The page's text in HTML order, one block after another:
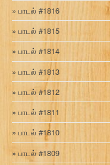
பாடல் #1816
பாடல் #1815
பாடல் #1814
பாடல் #1813
பாடல் #1812
பாடல் #1811
பாடல் #1810
பாடல் #1809